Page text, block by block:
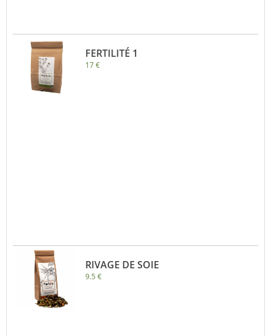
FERTILITÉ 1
17 €
RIVAGE DE SOIE
9.5 €